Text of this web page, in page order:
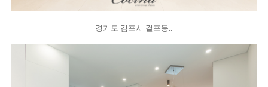
경기도 김포시 걸포동..